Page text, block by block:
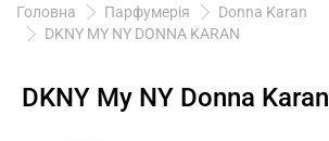
Головна Парфумерія
Donna Karan
DKNY MY NY DONNA KARAN
DKNY My NY Donna Karan